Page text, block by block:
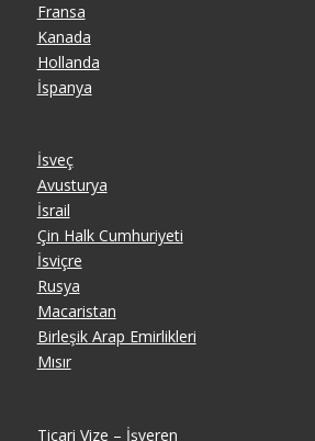
Fransa
Kanada
Hollanda
İspanya
İsveç
Avusturya
İsrail
Çin Halk Cumhuriyeti
İsviçre
Rusya
Macaristan
Birleşik Arap Emirlikleri
Mısır
Ticari Vize – İşveren